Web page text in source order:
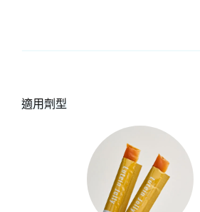
適用劑型